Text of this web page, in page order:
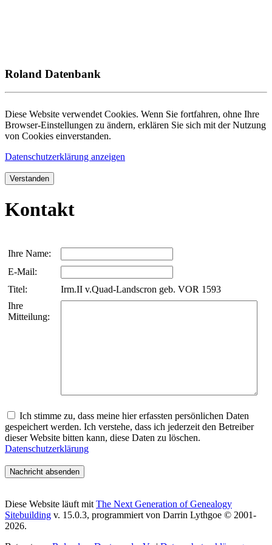
Roland Datenbank
Diese Website verwendet Cookies. Wenn Sie fortfahren, ohne Ihre
Browser-Einstellungen zu ändern, erklären Sie sich mit der Nutzung
von Cookies einverstanden.
Datenschutzerklärung anzeigen
Verstanden
Kontakt
Ihre Name:
E-Mail:
Titel:
Irm.II v.Quad-Landscron geb. VOR 1593
Ihre
Mitteilung:
Ich stimme zu, dass meine hier erfassten persönlichen Daten
gespeichert werden. Ich verstehe, dass ich jederzeit den Betreiber
dieser Website bitten kann, diese Daten zu löschen.
Datenschutzerklärung
Diese Website läuft mit The Next Generation of Genealogy
Sitebuilding v. 15.0.3, programmiert von Darrin Lythgoe © 2001-
2026.